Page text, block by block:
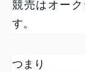
競売はオーク
す。
つまり